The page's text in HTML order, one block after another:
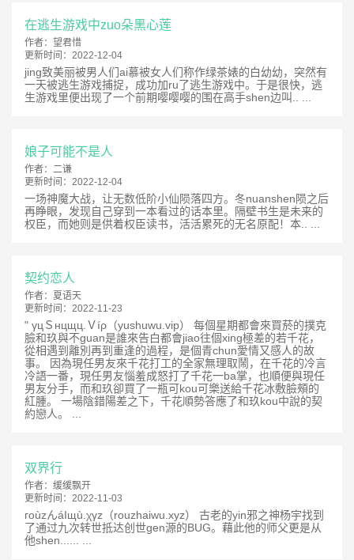
在逃生游戏中zuo朵黑心莲
作者： 望君惜
更新时间： 2022-12-04
jing致美丽被男人们ai慕被女人们称作绿茶婊的白幼幼，突然有
一天被逃生游戏捕捉，成功加ru了逃生游戏中。于是很快，逃
生游戏里便出现了一个前期嘤嘤嘤的围在高手shen边叫.. ...
娘子可能不是人
作者： 二谦
更新时间： 2022-12-04
一场神魔大战，让无数低阶小仙陨落四方。冬nuanshen陨之后
再睁眼，发现自己穿到一本看过的话本里。隔壁书生是未来的
权臣，而她则是供着权臣读书，活活累死的无名原配！本.. ...
契约恋人
作者： 夏语天
更新时间： 2022-11-23
" γцＳнцщц.Ｖíρ（yushuwu.vip） 每個星期都會來買菸的撲克
臉和玖與不guan是誰來告白都會jiao往個xing極差的若千花，
從相遇到離別再到重逢的過程，是個青chun愛情又感人的故
事。 因為現任男友來千花打工的全家無理取鬧，在千花的冷言
冷語一番，現任男友惱羞成怒打了千花一ba掌，也順便與現任
男友分手，而和玖卻買了一瓶可kou可樂送給千花冰敷臉頰的
紅腫。 一場陰錯陽差之下，千花順勢答應了和玖kou中說的契
約戀人。 ...
双界行
作者： 缓缓飘开
更新时间： 2022-11-03
гoùzんáΙщù.χγz（rouzhaiwu.xyz） 古老的yin邪之神杨宇找到
了通过九次转世抵达创世gen源的BUG。藉此他的师父更是从
他shen...... ...